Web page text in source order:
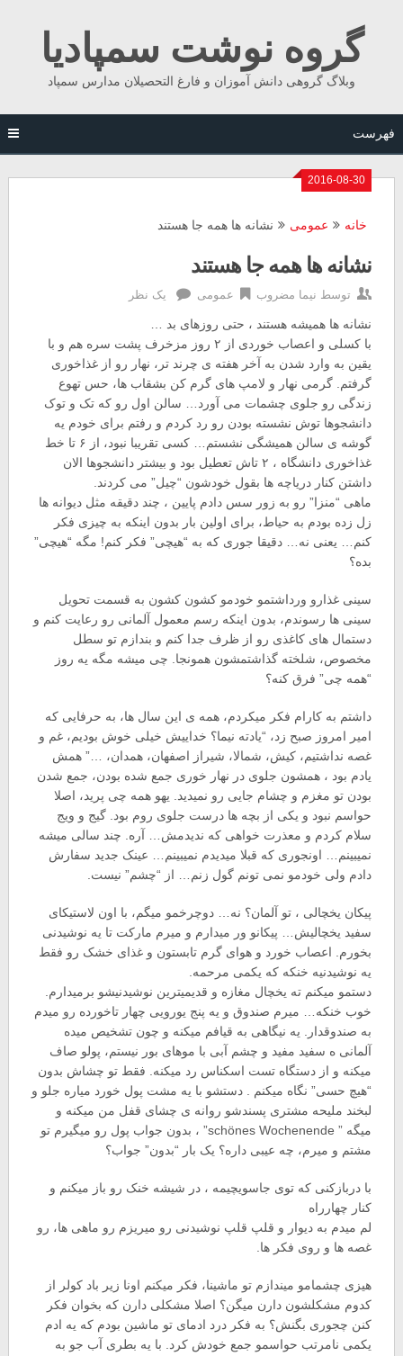
گروه نوشت سمپادیا
وبلاگ گروهی دانش آموزان و فارغ التحصیلان مدارس سمپاد
فهرست
2016-08-30
خانه عمومی نشانه ها همه جا هستند
نشانه ها همه جا هستند
توسط نیما مضروب عمومی یک نظر
نشانه ها همیشه هستند ، حتی روزهای بد …
با کسلی و اعصاب خوردی از ۲ روز مزخرف پشت سره هم و با
یقین به وارد شدن به آخر هفته ی چرند تر، نهار رو از غذاخوری
گرفتم. گرمی نهار و لامپ های گرم کن بشقاب ها، حس تهوع
زندگی رو جلوی چشمات می آورد… سالن اول رو که تک و توک
دانشجوها توش نشسته بودن رو رد کردم و رفتم برای خودم یه
گوشه ی سالن همیشگی نشستم… کسی تقریبا نبود، از ۶ تا خط
غذاخوری دانشگاه ، ۲ تاش تعطیل بود و بیشتر دانشجوها الان
داشتن کنار دریاچه ها بقول خودشون “چیل” می کردند.
ماهی “منزا” رو به زور سس دادم پایین ، چند دقیقه مثل دیوانه ها
زل زده بودم به حیاط، برای اولین بار بدون اینکه به چیزی فکر
کنم… یعنی نه… دقیقا جوری که به “هیچی” فکر کنم! مگه “هیچی”
بده؟
سینی غذارو ورداشتمو خودمو کشون کشون به قسمت تحویل
سینی ها رسوندم، بدون اینکه رسم معمول آلمانی رو رعایت کنم و
دستمال های کاغذی رو از ظرف جدا کنم و بندازم تو سطل
مخصوص، شلخته گذاشتمشون همونجا. چی میشه مگه یه روز
“همه چی” فرق کنه؟
داشتم به کارام فکر میکردم، همه ی این سال ها، به حرفایی که
امیر امروز صبح زد، “یادته نیما؟ خداییش خیلی خوش بودیم، غم و
غصه نداشتیم، کیش، شمالا، شیراز اصفهان، همدان، …” همش
یادم بود ، همشون جلوی در نهار خوری جمع شده بودن، جمع شدن
بودن تو مغزم و چشام جایی رو نمیدید. یهو همه چی پرید، اصلا
حواسم نبود و یکی از بچه ها درست جلوی روم بود. گیج و ویج
سلام کردم و معذرت خواهی که ندیدمش… آره. چند سالی میشه
نمیبینم… اونجوری که قبلا میدیدم نمیبینم… عینک جدید سفارش
دادم ولی خودمو‌ نمی تونم گول زنم… از “چشم” نیست.
پیکان یخچالی ، تو آلمان؟ نه… دوچرخمو میگم، با اون لاستیکای
سفید یخچالیش… پیکانو ور میدارم و میرم مارکت تا یه نوشیدنی
بخورم. اعصاب خورد و هوای گرم تابستون و غذای خشک رو فقط
یه نوشیدنیه خنکه که یکمی مرحمه.
دستمو میکنم ته یخچال مغازه و قدیمیترین نوشیدنیشو برمیدارم.
خوب خنکه… میرم صندوق و یه پنج یورویی چهار تاخورده رو میدم
به صندوقدار. یه نیگاهی به قیافم میکنه و چون تشخیص میده
آلمانی ه سفید مفید و چشم آبی با موهای بور نیستم، پولو صاف
میکنه و از دستگاه تست اسکناس رد میکنه. فقط تو چشاش بدون
“هیچ حسی” نگاه میکنم . دستشو با یه مشت پول خورد میاره جلو و
لبخند ملیحه مشتری پسندشو روانه ی چشای قفل من میکنه و
میگه ” schönes Wochenende” ، بدون جواب پول رو میگیرم تو
مشتم و میرم، چه عیبی داره؟ یک بار “بدون” جواب؟
با دربازکنی که توی جاسویچیمه ، در شیشه خنک رو باز میکنم و
کنار چهارراه
لم میدم به دیوار و قلپ قلپ نوشیدنی رو میریزم رو ماهی ها، رو
غصه ها و روی فکر ها.
هیزی چشمامو میندازم تو ماشینا، فکر میکنم اونا زیر باد کولر از
کدوم مشکلشون دارن میگن؟ اصلا مشکلی دارن که بخوان فکر
کنن چجوری بگنش؟ به فکر درد ادمای تو ماشین بودم که یه ادم
یکمی نامرتب حواسمو جمع خودش کرد. با یه بطری آب جو به